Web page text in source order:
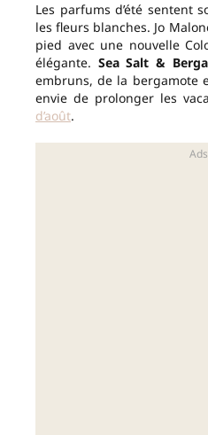
Les parfums d’été sentent
les fleurs blanches. Jo
pied avec une nouvelle
élégante. Sea Salt &
embruns, de la bergamote
envie de prolonger les
d’août.